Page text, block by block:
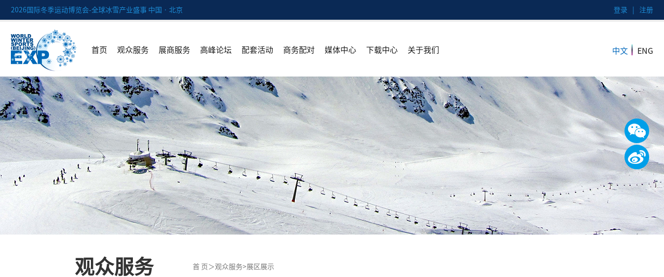
2026国际冬季运动博览会-全球冰雪产业盛事 中国 · 北京 登录 注册
首页 观众服务 展商服务 高峰论坛 配套活动 商务配对 媒体中心 下载中心 关于我们 中文 | ENG
观众服务 首 页 ＞ 观众服务>展区展示